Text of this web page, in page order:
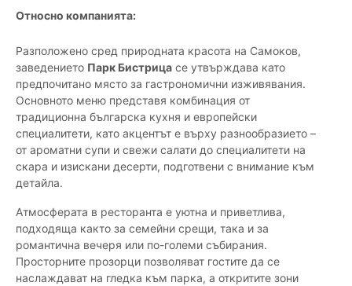
Относно компанията:
Разположено сред природната красота на Самоков,
заведението Парк Бистрица се утвърждава като
предпочитано място за гастрономични изживявания.
Основното меню представя комбинация от
традиционна българска кухня и европейски
специалитети, като акцентът е върху разнообразието –
от ароматни супи и свежи салати до специалитети на
скара и изискани десерти, подготвени с внимание към
детайла.
Атмосферата в ресторанта е уютна и приветлива,
подходяща както за семейни срещи, така и за
романтична вечеря или по-големи събирания.
Просторните прозорци позволяват гостите да се
наслаждават на гледка към парка, а откритите зони